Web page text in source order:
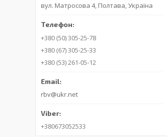
вул. Матросова 4, Полтава, Україна
+380 (50) 305-25-78
+380 (67) 305-25-33
+380 (53) 261-05-12
rbv@ukr.net
+380673052533